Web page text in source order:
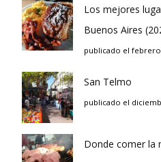
Los mejores
Buenos Aires
publicado el febrero
San Telmo
publicado el
Donde comer la